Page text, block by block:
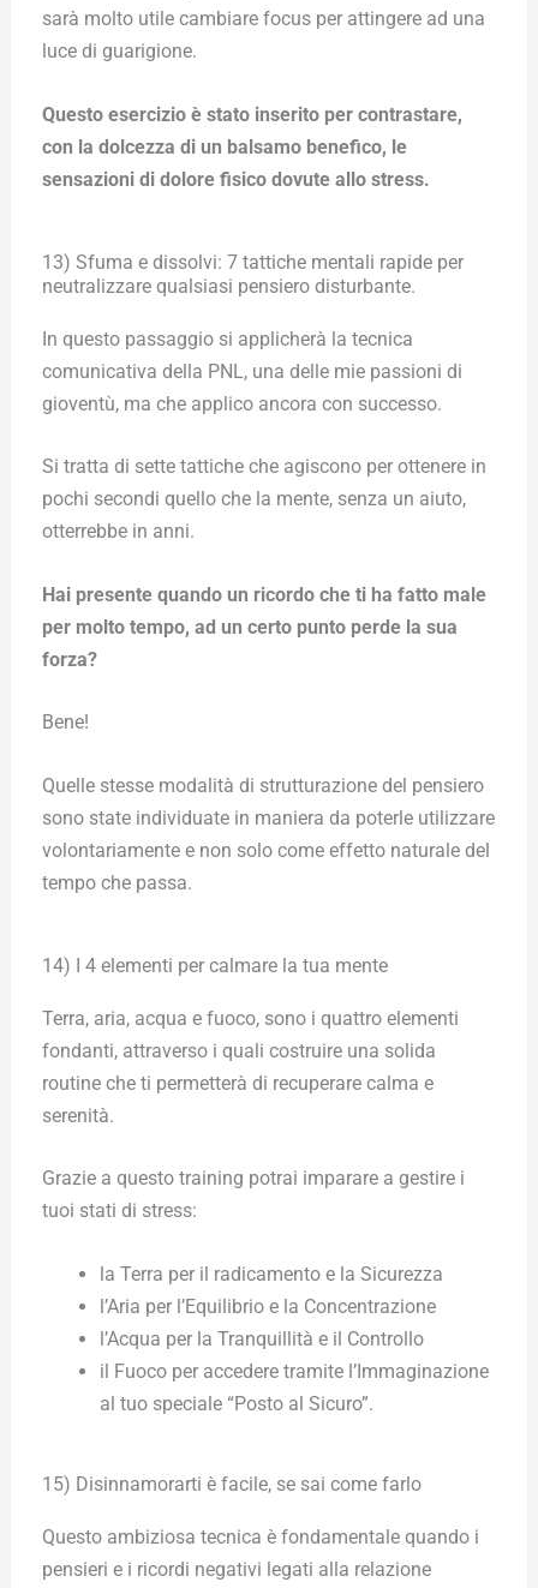
sarà molto utile cambiare focus per attingere ad una
luce di guarigione.
Questo esercizio è stato inserito per contrastare,
con la dolcezza di un balsamo benefico, le
sensazioni di dolore fisico dovute allo stress.
13) Sfuma e dissolvi: 7 tattiche mentali rapide per
neutralizzare qualsiasi pensiero disturbante.
In questo passaggio si applicherà la tecnica
comunicativa della PNL, una delle mie passioni di
gioventù, ma che applico ancora con successo.
Si tratta di sette tattiche che agiscono per ottenere in
pochi secondi quello che la mente, senza un aiuto,
otterrebbe in anni.
Hai presente quando un ricordo che ti ha fatto male
per molto tempo, ad un certo punto perde la sua
forza?
Bene!
Quelle stesse modalità di strutturazione del pensiero
sono state individuate in maniera da poterle utilizzare
volontariamente e non solo come effetto naturale del
tempo che passa.
14) I 4 elementi per calmare la tua mente
Terra, aria, acqua e fuoco, sono i quattro elementi
fondanti, attraverso i quali costruire una solida
routine che ti permetterà di recuperare calma e
serenità.
Grazie a questo training potrai imparare a gestire i
tuoi stati di stress:
la Terra per il radicamento e la Sicurezza
l’Aria per l’Equilibrio e la Concentrazione
l’Acqua per la Tranquillità e il Controllo
il Fuoco per accedere tramite l’Immaginazione
al tuo speciale “Posto al Sicuro”.
15) Disinnamorarti è facile, se sai come farlo
Questo ambiziosa tecnica è fondamentale quando i
pensieri e i ricordi negativi legati alla relazione